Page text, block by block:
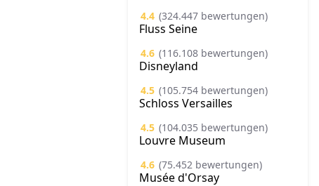
4.4 (324.447 bewertungen)
Fluss Seine
4.6 (116.108 bewertungen)
Disneyland
4.5 (105.754 bewertungen)
Schloss Versailles
4.5 (104.035 bewertungen)
Louvre Museum
4.6 (75.452 bewertungen)
Musée d'Orsay